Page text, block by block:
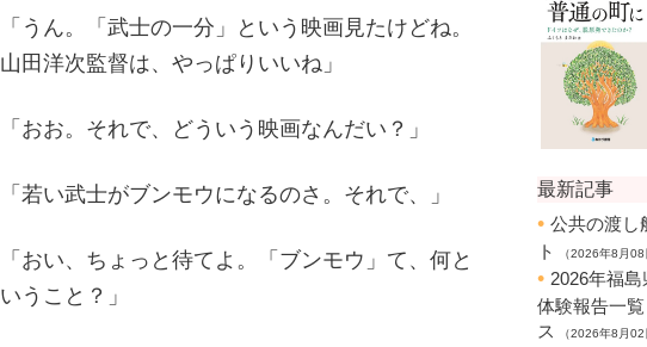
「うん。「武士の一分」という映画見たけどね。
山田洋次監督は、やっぱりいいね」
「おお。それで、どういう映画なんだい？」
「若い武士がブンモウになるのさ。それで、」
「おい、ちょっと待てよ。「ブンモウ」て、何と
いうこと？」